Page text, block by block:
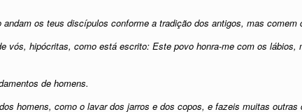
os teus discípulos conforme a tradição dos antigos, mas comem
vós, hipócritas, como está escrito: Este povo honra-me com os lábios,
de homens.
homens, como o lavar dos jarros e dos copos, e fazeis muitas